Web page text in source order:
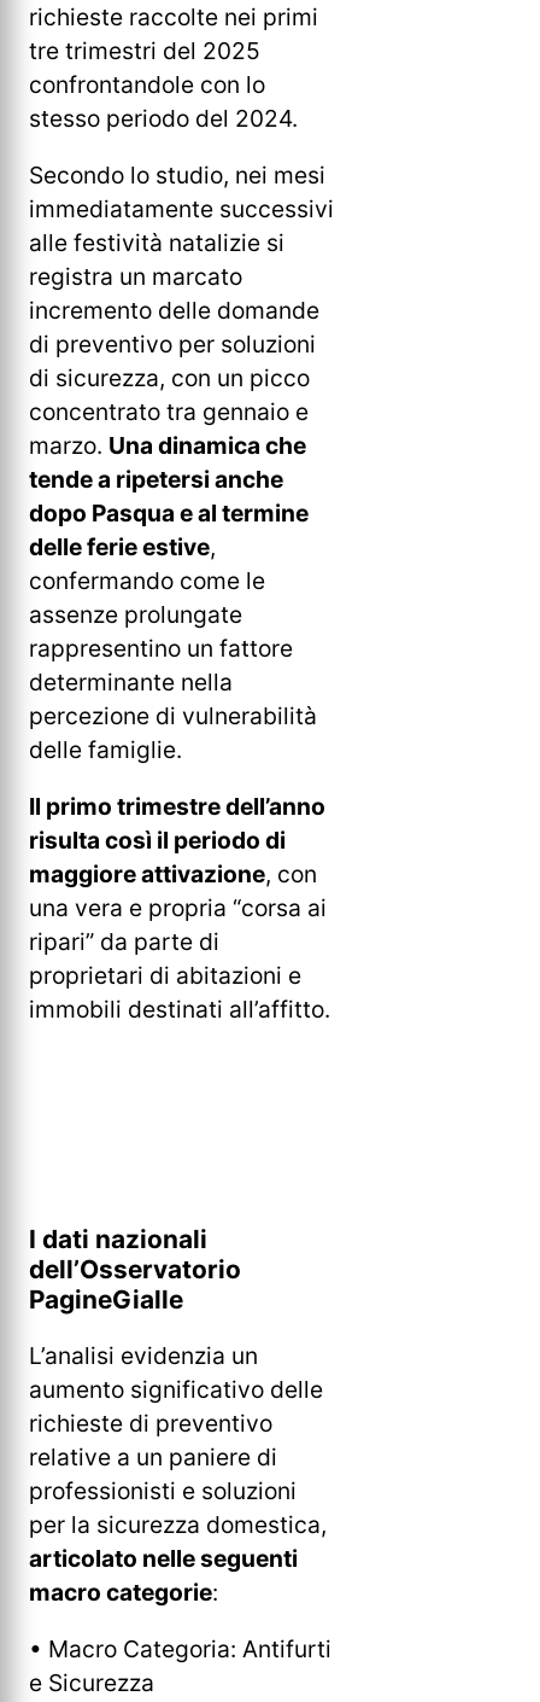
richieste raccolte nei primi
tre trimestri del 2025
confrontandole con lo
stesso periodo del 2024.
Secondo lo studio, nei mesi
immediatamente successivi
alle festività natalizie si
registra un marcato
incremento delle domande
di preventivo per soluzioni
di sicurezza, con un picco
concentrato tra gennaio e
marzo. Una dinamica che
tende a ripetersi anche
dopo Pasqua e al termine
delle ferie estive,
confermando come le
assenze prolungate
rappresentino un fattore
determinante nella
percezione di vulnerabilità
delle famiglie.
Il primo trimestre dell’anno
risulta così il periodo di
maggiore attivazione, con
una vera e propria “corsa ai
ripari” da parte di
proprietari di abitazioni e
immobili destinati all’affitto.
I dati nazionali
dell’Osservatorio
PagineGialle
L’analisi evidenzia un
aumento significativo delle
richieste di preventivo
relative a un paniere di
professionisti e soluzioni
per la sicurezza domestica,
articolato nelle seguenti
macro categorie:
• Macro Categoria: Antifurti
e Sicurezza